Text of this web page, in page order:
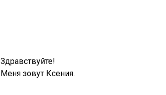
Здравствуйте!
Меня зовут Ксения.